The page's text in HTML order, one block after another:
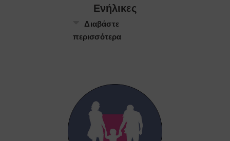
Ενήλικες
Διαβάστε
περισσότερα